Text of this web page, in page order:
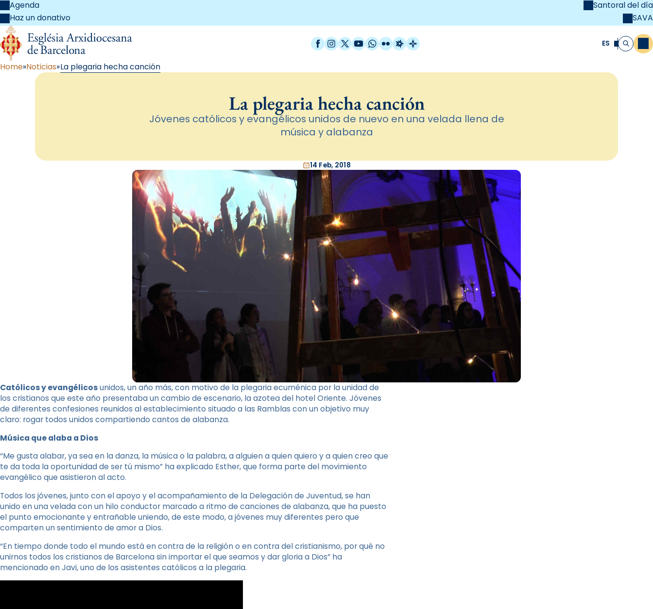
Agenda
Haz un donativo
Santoral del día
SAVA
Facebook
Instagram
X / Twitter
YouTube
WhatsApp
FlickrRadio Estel
Catalunya Cristiana ES Buscar
Home Noticias La plegaria hecha canción
La plegaria hecha canción
Jóvenes católicos y evangélicos unidos de nuevo en una velada llena de
música y alabanza
14 Feb, 2018
Católicos y evangélicosunidos, un año más, con motivo de la plegaria ecuménica por la unidad de
los cristianos que este año presentaba un cambio de escenario, la azotea del hotel Oriente. Jóvenes
de diferentes confesiones reunidos al establecimiento situado a las Ramblas con un objetivo muy
claro: rogar todos unidos compartiendo cantos de alabanza.
Música que alaba a Dios
“Me gusta alabar, ya sea en la danza, la música o la palabra, a alguien a quien quiero y a quien creo que
te da toda la oportunidad de ser tú mismo” ha explicado Esther, que forma parte del movimiento
evangélico que asistieron al acto.
Todos los jóvenes, junto con el apoyo y el acompañamiento de la Delegación de Juventud, se han
unido en una velada con un hilo conductor marcado a ritmo de canciones de alabanza, que ha puesto
el punto emocionante y entrañable uniendo, de este modo, a jóvenes muy diferentes pero que
comparten un sentimiento de amor a Dios.
“En tiempo donde todo el mundo está en contra de la religión o en contra del cristianismo, por qué no
unirnos todos los cristianos de Barcelona sin importar el que seamos y dar gloria a Dios” ha
mencionado en Javi, uno de los asistentes católicos a la plegaria.